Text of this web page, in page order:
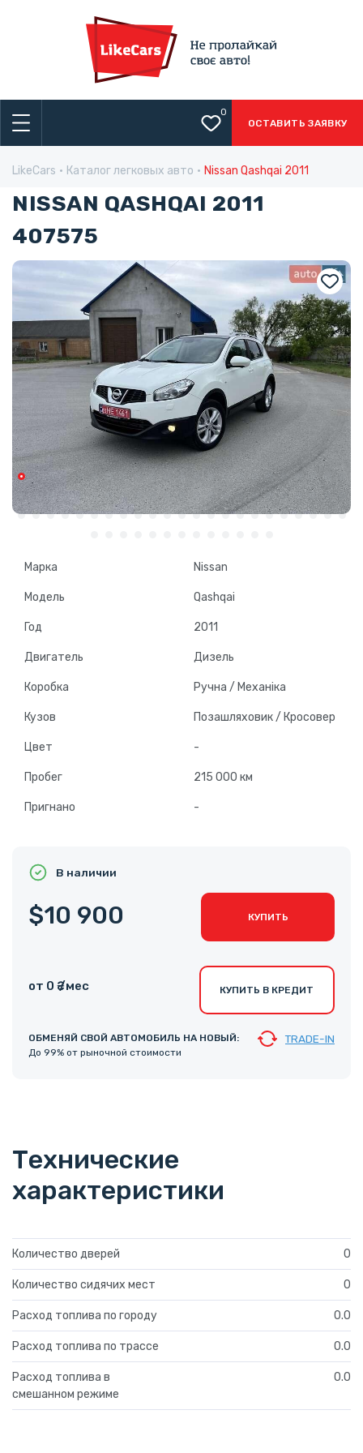
0
ОСТАВИТЬ ЗАЯВКУ
LikeCars Каталог легковых авто Nissan Qashqai 2011
NISSAN QASHQAI 2011
407575
Марка Nissan
Модель Qashqai
Год 2011
Двигатель Дизель
Коробка Ручна / Механіка
Кузов Позашляховик / Кросовер
Цвет -
Пробег 215 000 км
Пригнано -
В наличии
$10 900 КУПИТЬ
от 0 ₴ /мес КУПИТЬ В КРЕДИТ
ОБМЕНЯЙ СВОЙ АВТОМОБИЛЬ НА НОВЫЙ:
До 99% от рыночной стоимости
TRADE-IN
Технические
характеристики
Количество дверей 0
Количество сидячих мест 0
Расход топлива по городу 0.0
Расход топлива по трассе 0.0
Расход топлива в
смешанном режиме
0.0